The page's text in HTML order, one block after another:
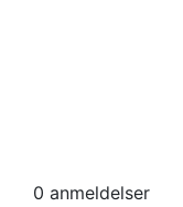
0 anmeldelser